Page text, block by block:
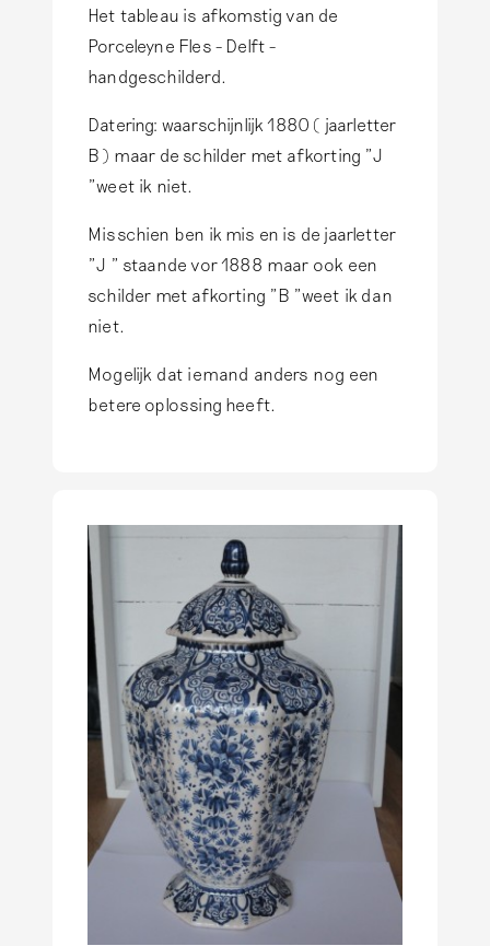
Het tableau is afkomstig van de
Porceleyne Fles - Delft -
handgeschilderd.
Datering: waarschijnlijk 1880 ( jaarletter
B ) maar de schilder met afkorting "J
"weet ik niet.
Misschien ben ik mis en is de jaarletter
"J " staande vor 1888 maar ook een
schilder met afkorting "B "weet ik dan
niet.
Mogelijk dat iemand anders nog een
betere oplossing heeft.